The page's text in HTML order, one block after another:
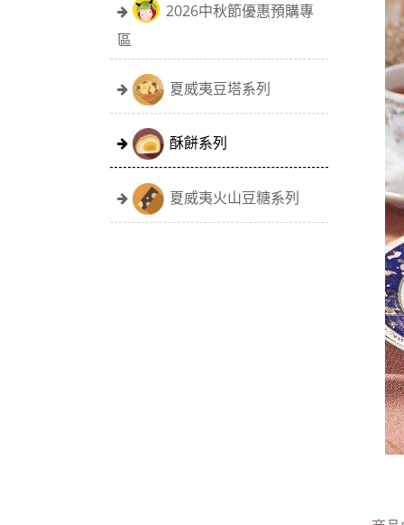
2026中秋節優惠預購專
區
夏威夷豆塔系列
酥餅系列
夏威夷火山豆糖系列